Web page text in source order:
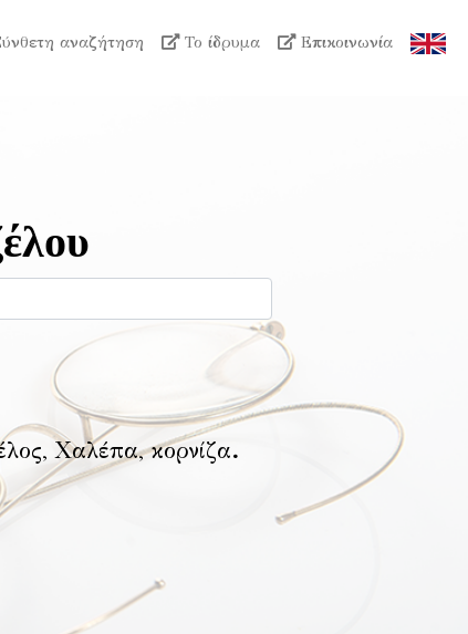
αναζήτηση Το ίδρυμα Επικοινωνία
Χαλέπα, κορνίζα.